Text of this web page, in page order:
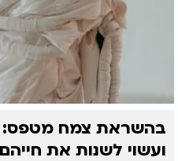
בהשראת צמח
ועשוי לשנות את